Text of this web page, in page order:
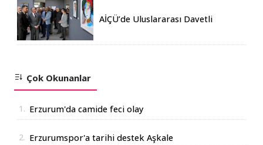
AİÇÜ’de Uluslararası Davetli
Çok Okunanlar
1. Erzurum'da camide feci olay
2. Erzurumspor'a tarihi destek Aşkale